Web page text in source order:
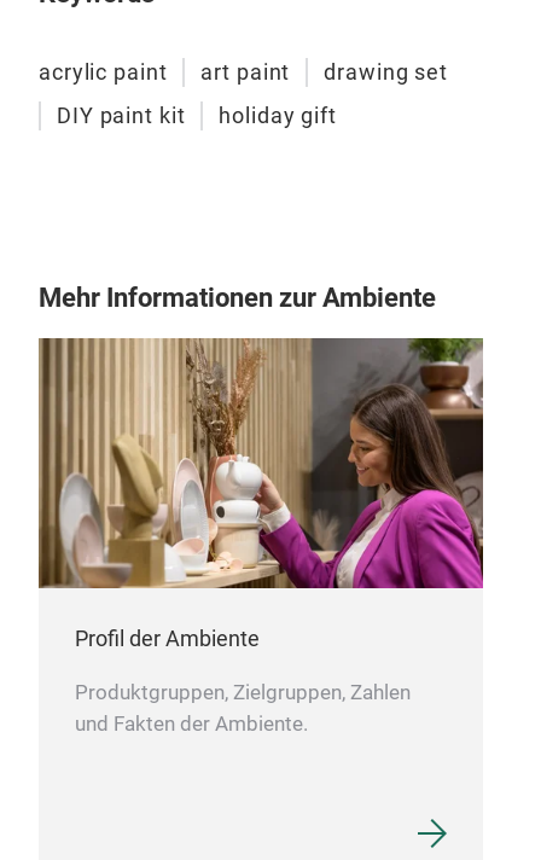
acrylic paint art paint
drawing set
DIY paint kit
holiday gift
Mehr Informationen zur Ambiente
Profil der Ambiente
Produktgruppen, Zielgruppen, Zahlen
und Fakten der Ambiente.